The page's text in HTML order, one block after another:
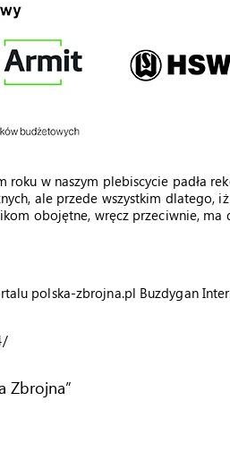
roku w naszym plebiscycie padła
ale przede wszystkim dlatego,
obojętne, wręcz przeciwnie, ma
polska-zbrojna.pl Buzdygan
Zbrojna”